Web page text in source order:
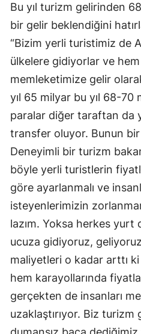
Bu yıl turizm gelirinden
bir gelir beklendiğini
“Bizim yerli turistimiz de
ülkelere gidiyorlar ve hem
memleketimize gelir
yıl 65 milyar bu yıl 68-70
paralar diğer taraftan da
transfer oluyor. Bunun bir
Deneyimli bir turizm
böyle yerli turistlerin
göre ayarlanmalı ve
isteyenlerimizin
lazım. Yoksa herkes yurt
ucuza gidiyoruz,
maliyetleri o kadar arttı
hem karayollarında
gerçekten de insanları
uzaklaştırıyor. Biz